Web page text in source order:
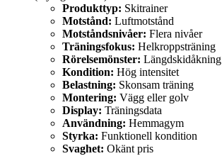
Produkttyp: Skitrainer
Motstånd: Luftmotstånd
Motståndsnivåer: Flera nivåer
Träningsfokus: Helkroppsträning
Rörelsemönster: Längdskidåkning
Kondition: Hög intensitet
Belastning: Skonsam träning
Montering: Vägg eller golv
Display: Träningsdata
Användning: Hemmagym
Styrka: Funktionell kondition
Svaghet: Okänt pris